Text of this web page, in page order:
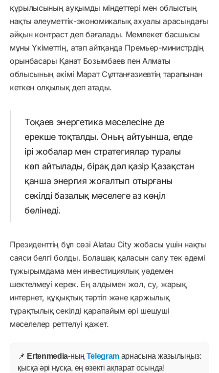
құрылысының ауқымды міндеттері мен облыстың
нақты әлеуметтік-экономикалық ахуалы арасындағы
айқын контраст деп бағалады. Мемлекет басшысы
мұны Үкіметтің, атап айтқанда Премьер-министрдің
орынбасары Қанат Бозымбаев пен Алматы
облысының әкімі Марат Сұлтанғазиевтің тарапынан
кеткен олқылық деп атады.
Тоқаев энергетика мәселесіне де
ерекше тоқталды. Оның айтуынша, елде
ірі жобалар мен стратегиялар туралы
көп айтылады, бірақ дәл қазір Қазақстан
қанша энергия жоғалтып отырғаны
секілді базалық мәселеге аз көңіл
бөлінеді.
Президенттің бұл сөзі Alatau City жобасы үшін нақты
саяси белгі болды. Болашақ қаласын салу тек әдемі
тұжырымдама мен инвестициялық уәдемен
шектелмеуі керек. Ең алдымен жол, су, жарық,
интернет, құқықтық тәртіп және қаржылық
тұрақтылық секілді қарапайым әрі шешуші
мәселелер реттелуі қажет.
📌 Ertenmedia-ның Telegram арнасына жазылыңыз:
қысқа әрі нұсқа, ең өзекті ақпарат осында!